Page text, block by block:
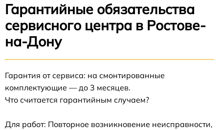
Гарантийные обязательства
сервисного центра в Ростове-
на-Дону
Гарантия от сервиса: на смонтированные
комплектующие — до 3 месяцев.
Что считается гарантийным случаем?
Для работ: Повторное возникновение неисправности,